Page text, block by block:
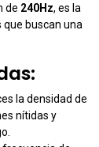
de 240Hz, es la
buscan una
la densidad de
nítidas y